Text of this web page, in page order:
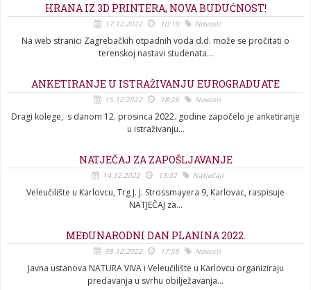
HRANA IZ 3D PRINTERA, NOVA BUDUĆNOST!
17.12.2022 10:19 Novosti
Na web stranici Zagrebačkih otpadnih voda d.d. može se pročitati o
terenskoj nastavi studenata...
ANKETIRANJE U ISTRAŽIVANJU EUROGRADUATE
15.12.2022 18:26 Novosti
Dragi kolege, s danom 12. prosinca 2022. godine započelo je anketiranje
u istraživanju...
NATJEČAJ ZA ZAPOŠLJAVANJE
14.12.2022 13:02 Natječaji
Veleučilište u Karlovcu, Trg J. J. Strossmayera 9, Karlovac, raspisuje
NATJEČAJ za...
MEĐUNARODNI DAN PLANINA 2022.
08.12.2022 17:55 Novosti
Javna ustanova NATURA VIVA i Veleučilište u Karlovcu organiziraju
predavanja u svrhu obilježavanja...